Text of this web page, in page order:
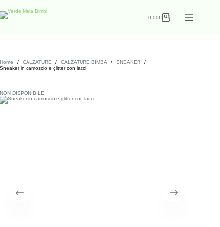
0,00€
Home / CALZATURE / CALZATURE BIMBA / SNEAKER
/
Sneaker in camoscio e glitter con lacci
NON DISPONIBILE